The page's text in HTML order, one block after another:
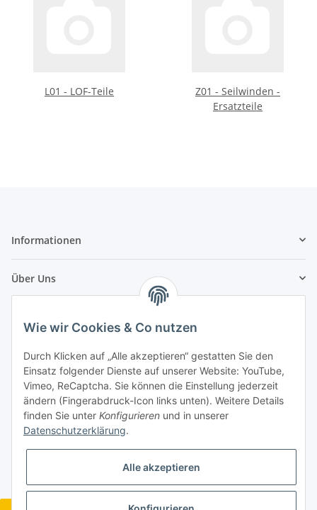
L01 - LOF-Teile
Z01 - Seilwinden -
Ersatzteile
Informationen
Über Uns
Wie wir Cookies & Co nutzen
Durch Klicken auf „Alle akzeptieren“ gestatten Sie den
Einsatz folgender Dienste auf unserer Website: YouTube,
Vimeo, ReCaptcha. Sie können die Einstellung jederzeit
ändern (Fingerabdruck-Icon links unten). Weitere Details
finden Sie unter Konfigurieren und in unserer
Datenschutzerklärung.
Alle akzeptieren